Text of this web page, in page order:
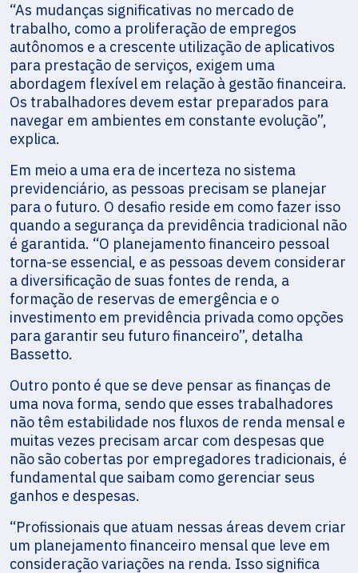
“As mudanças significativas no mercado de
trabalho, como a proliferação de empregos
autônomos e a crescente utilização de aplicativos
para prestação de serviços, exigem uma
abordagem flexível em relação à gestão financeira.
Os trabalhadores devem estar preparados para
navegar em ambientes em constante evolução”,
explica.
Em meio a uma era de incerteza no sistema
previdenciário, as pessoas precisam se planejar
para o futuro. O desafio reside em como fazer isso
quando a segurança da previdência tradicional não
é garantida. “O planejamento financeiro pessoal
torna-se essencial, e as pessoas devem considerar
a diversificação de suas fontes de renda, a
formação de reservas de emergência e o
investimento em previdência privada como opções
para garantir seu futuro financeiro”, detalha
Bassetto.
Outro ponto é que se deve pensar as finanças de
uma nova forma, sendo que esses trabalhadores
não têm estabilidade nos fluxos de renda mensal e
muitas vezes precisam arcar com despesas que
não são cobertas por empregadores tradicionais, é
fundamental que saibam como gerenciar seus
ganhos e despesas.
“Profissionais que atuam nessas áreas devem criar
um planejamento financeiro mensal que leve em
consideração variações na renda. Isso significa